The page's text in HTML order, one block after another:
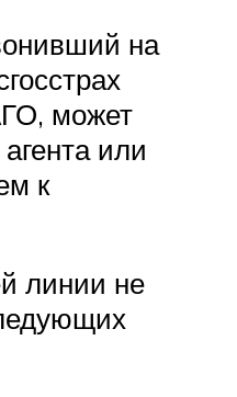
на
может
или
к
линии не